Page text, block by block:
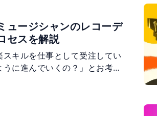
準備とアクションをご紹介致
ュージシャンのレコーデ
セスを解説
スキルを仕事として受注してい
に進んでいくの？」とお考え
うか。 この記事では、オンラ
ら案件を獲得していきたいと